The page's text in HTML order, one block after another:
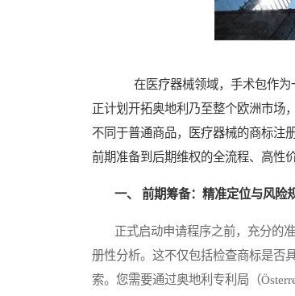
在医疗器械领域，手术包作为
正计划开拓奥地利乃至整个欧洲市场
不同于普通商品，医疗器械的商标注
前期准备到后期维权的全流程、高性
一、 前期筹备：精准定位与风险
正式启动申请程序之前，充分的准
册性分析。这不仅包括检查商标是否
索。您需要通过奥地利专利局（